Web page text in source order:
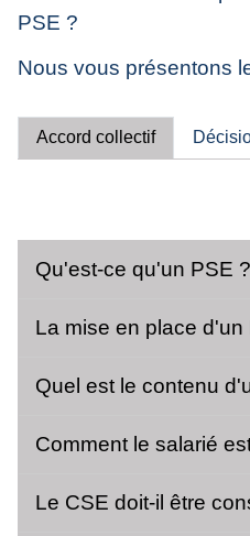
PSE ?
Nous vous présentons
Accord collectif
Qu'est-ce qu'un PSE ?
La mise en place
Quel est le contenu
Comment le salarié
Le CSE doit-il être